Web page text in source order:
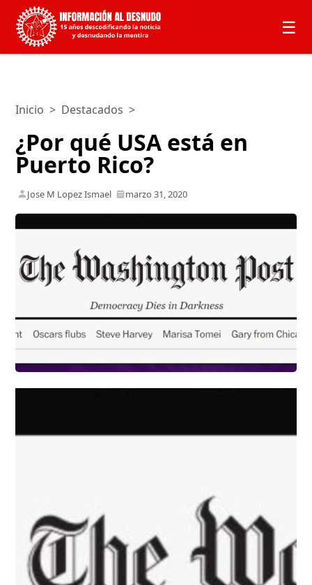
☰
Inicio > Destacados >
¿Por qué USA está en
Puerto Rico?
Jose M Lopez Ismael marzo 31, 2020